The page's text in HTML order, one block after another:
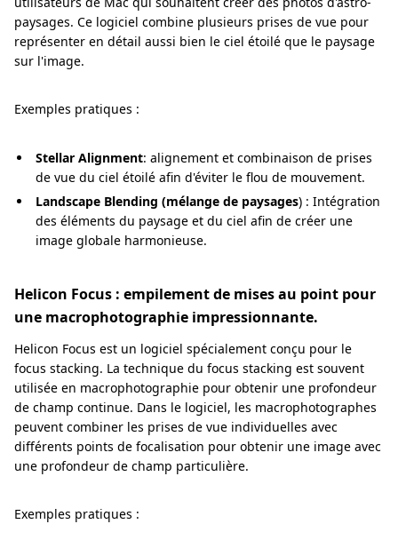
paysages. Ce logiciel combine plusieurs prises de vue pour
représenter en détail aussi bien le ciel étoilé que le paysage
sur l'image.
Exemples pratiques :
Stellar Alignment: alignement et combinaison de prises
de vue du ciel étoilé afin d'éviter le flou de mouvement.
Landscape Blending (mélange de paysages) : Intégration
des éléments du paysage et du ciel afin de créer une
image globale harmonieuse.
Helicon Focus : empilement de mises au point pour
une macrophotographie impressionnante.
Helicon Focus est un logiciel spécialement conçu pour le
focus stacking. La technique du focus stacking est souvent
utilisée en macrophotographie pour obtenir une profondeur
de champ continue. Dans le logiciel, les macrophotographes
peuvent combiner les prises de vue individuelles avec
différents points de focalisation pour obtenir une image avec
une profondeur de champ particulière.
Exemples pratiques :